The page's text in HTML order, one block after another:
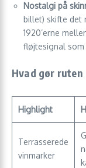
Nostalgi på
billet) skifte det
1920’erne
fløjtesignal
Hvad gør ruten
Highlight
Terrasserede
vinmarker